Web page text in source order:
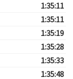
1:35:11
1:35:11
1:35:19
1:35:28
1:35:33
1:35:48